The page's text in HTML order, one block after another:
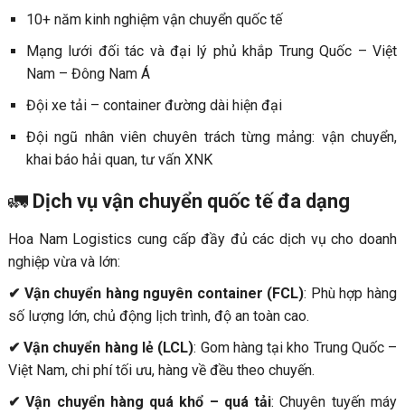
10+ năm kinh nghiệm vận chuyển quốc tế
Mạng lưới đối tác và đại lý phủ khắp Trung Quốc – Việt
Nam – Đông Nam Á
Đội xe tải – container đường dài hiện đại
Đội ngũ nhân viên chuyên trách từng mảng: vận chuyển,
khai báo hải quan, tư vấn XNK
🚛 Dịch vụ vận chuyển quốc tế đa dạng
Hoa Nam Logistics cung cấp đầy đủ các dịch vụ cho doanh
nghiệp vừa và lớn:
✔ Vận chuyển hàng nguyên container (FCL): Phù hợp hàng
số lượng lớn, chủ động lịch trình, độ an toàn cao.
✔ Vận chuyển hàng lẻ (LCL): Gom hàng tại kho Trung Quốc –
Việt Nam, chi phí tối ưu, hàng về đều theo chuyến.
✔ Vận chuyển hàng quá khổ – quá tải: Chuyên tuyến máy